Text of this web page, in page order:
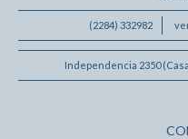
(2284) 332982
Independencia 2350